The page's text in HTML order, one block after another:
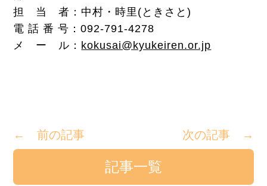
担 当 者：中村・時里(ときさと)
電 話 番 号：092-791-4278
メ ー ル： kokusai@kyukeiren.or.jp
← 前の記事 次の記事 →
記事一覧